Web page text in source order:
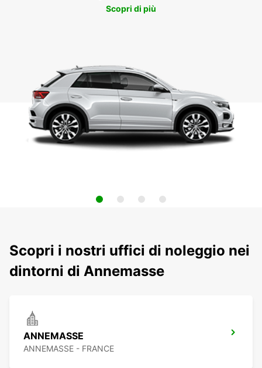
Scopri di più
Scopri i nostri uffici di noleggio nei
dintorni di Annemasse
ANNEMASSE
ANNEMASSE - FRANCE